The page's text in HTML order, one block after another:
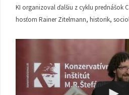
KI organizoval ďalšiu z cyklu prednášok
hosťom Rainer Zitelmann, historik,